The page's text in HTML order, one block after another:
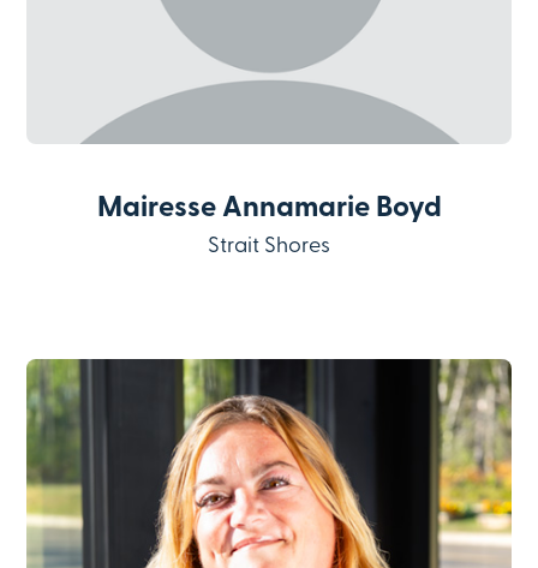
Mairesse Annamarie Boyd
Strait Shores